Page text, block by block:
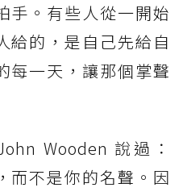
手。有些人從一開始
給的，是自己先給自
每一天，讓那個掌聲
Wooden 說過：
而不是你的名聲。因